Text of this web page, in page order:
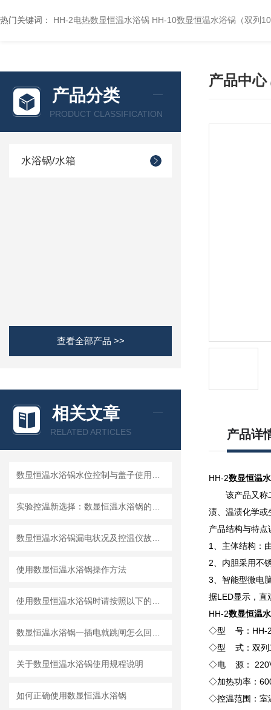
热门关键词： HH-2电热数显恒温水浴锅 HH-10数显恒温水浴锅（双列
产品分类
PRODUCT CLASSIFICATION
水浴锅/水箱
查看全部产品 >>
相关文章
RELATED ARTICLES
使用数显恒温水浴锅操作方法
关于数显恒温水浴锅使用规程说明
如何正确使用数显恒温水浴锅
产品中心
产品详
HH-2数显恒温
该产品又称
渍、温渍化学或
产品结构与特点
1、主体结构：
2、内胆采用不
3、智能型微电
据LED显示，直
HH-2数显恒温
◇型 号：HH-
◇型 式：双列
◇电 源：
◇加热功率：
◇控温范围：室